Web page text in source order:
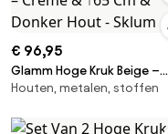
€ 96,95
Glamm Hoge Kruk Beige –
Crème & ↑65 Cm & Donker
Houten, metalen, stoffen